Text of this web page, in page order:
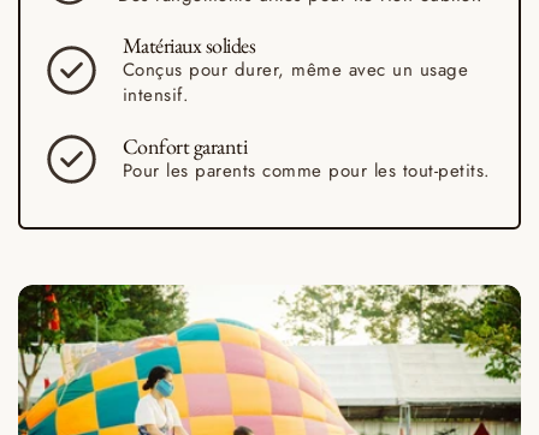
Matériauxsolides
Conçus pour durer, même avec un usage
intensif.
Confortgaranti
Pour les parents comme pour les tout-petits.